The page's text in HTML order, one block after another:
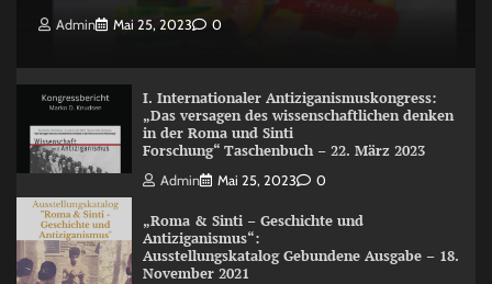
Admin Mai 25, 2023 0
I. Internationaler Antiziganismuskongress:
„Das versagen des wissenschaftlichen denken
in der Roma und Sinti
Forschung“ Taschenbuch – 22. März 2023
Admin Mai 25, 2023 0
„Roma & Sinti – Geschichte und
Antiziganismus“:
Ausstellungskatalog Gebundene Ausgabe – 18.
November 2021